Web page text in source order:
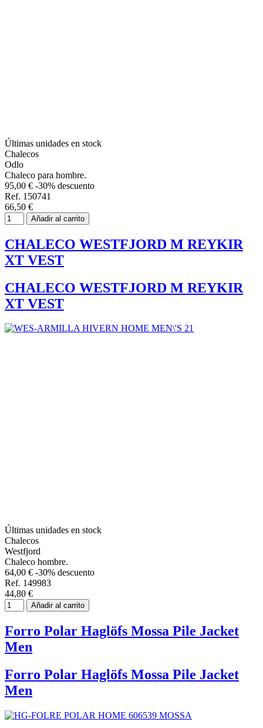
Últimas unidades en stock
Chalecos
Odlo
Chaleco para hombre.
95,00 € -30% descuento
Ref. 150741
66,50 €
Añadir al carrito
CHALECO WESTFJORD M REYKIR
XT VEST
CHALECO WESTFJORD M REYKIR
XT VEST
Últimas unidades en stock
Chalecos
Westfjord
Chaleco hombre.
64,00 € -30% descuento
Ref. 149983
44,80 €
Añadir al carrito
Forro Polar Haglöfs Mossa Pile Jacket
Men
Forro Polar Haglöfs Mossa Pile Jacket
Men